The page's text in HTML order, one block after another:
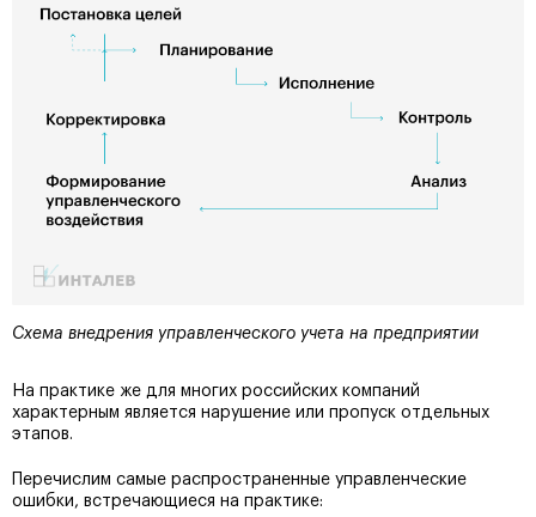
Схема внедрения управленческого учета на предприятии
На практике же для многих российских компаний
характерным является нарушение или пропуск отдельных
этапов.
Перечислим самые распространенные управленческие
ошибки, встречающиеся на практике: